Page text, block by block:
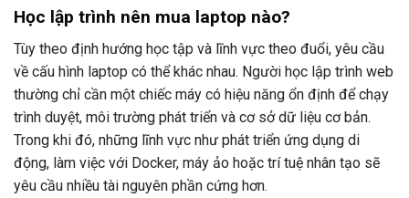
Học lập trình nên mua laptop nào?
Tùy theo định hướng học tập và lĩnh vực theo đuổi, yêu cầu
về cấu hình laptop có thể khác nhau. Người học lập trình web
thường chỉ cần một chiếc máy có hiệu năng ổn định để chạy
trình duyệt, môi trường phát triển và cơ sở dữ liệu cơ bản.
Trong khi đó, những lĩnh vực như phát triển ứng dụng di
động, làm việc với Docker, máy ảo hoặc trí tuệ nhân tạo sẽ
yêu cầu nhiều tài nguyên phần cứng hơn.